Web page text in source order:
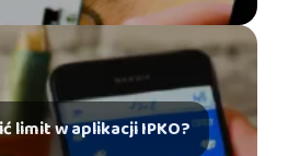
limit w aplikacji IPKO?